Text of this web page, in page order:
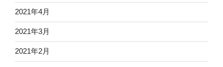
2021年4月
2021年3月
2021年2月